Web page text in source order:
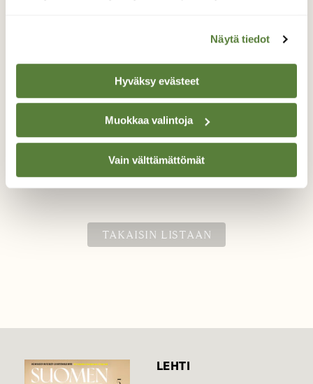
Näytä tiedot
Hyväksy evästeet
Muokkaa valintoja
Vain välttämättömät
Kunhan hengailen
Sinitiainen on löytänyt ruoka-apajan puun
rungolta.
Valokuvaaja: Samu Aaramaa, Tampere 5.1.2024
TAKAISIN LISTAAN
LEHTI